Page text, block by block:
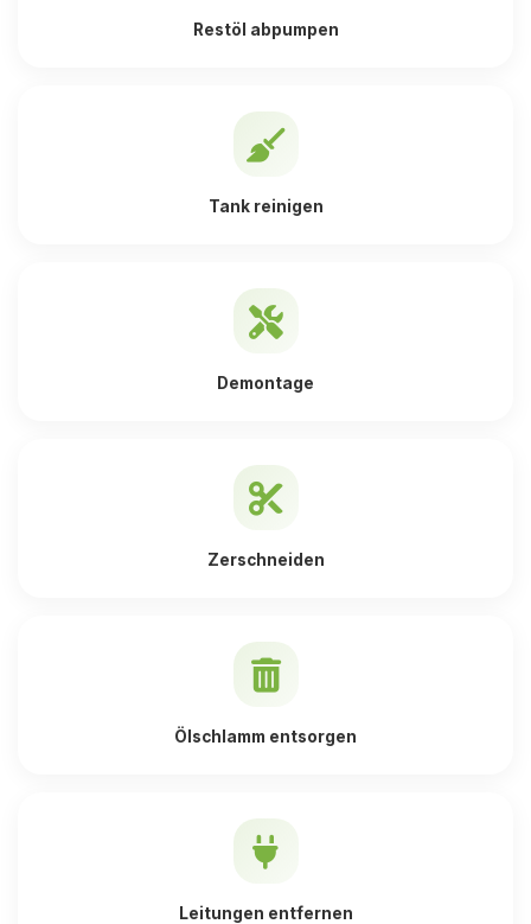
Restöl abpumpen
Tank reinigen
Demontage
Zerschneiden
Ölschlamm entsorgen
Leitungen entfernen